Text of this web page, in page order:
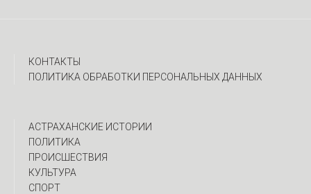
КОНТАКТЫ
ПОЛИТИКА ОБРАБОТКИ ПЕРСОНАЛЬНЫХ ДАННЫХ
АСТРАХАНСКИЕ ИСТОРИИ
ПОЛИТИКА
ПРОИСШЕСТВИЯ
КУЛЬТУРА
СПОРТ